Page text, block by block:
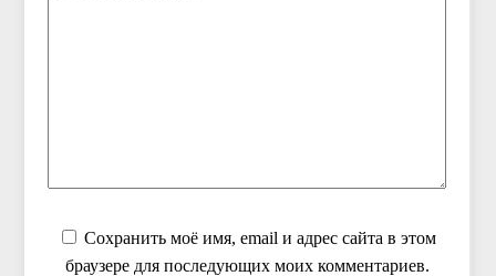
Сохранить моё имя, email и адрес сайта в этом
браузере для последующих моих комментариев.